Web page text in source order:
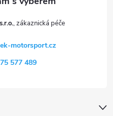
motorsport.cz
577 489